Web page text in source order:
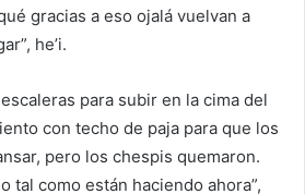
gracias a eso ojalá vuelvan a
he’i.
para subir en la cima del
con techo de paja para que los
pero los chespis quemaron.
tal como están haciendo ahora”,